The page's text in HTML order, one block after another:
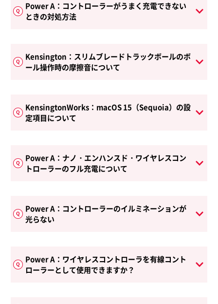
Power A：コントローラーがうまく充電できない
ときの対処方法
Kensington：スリムブレードトラックボールのボ
ール操作時の摩擦音について
KensingtonWorks：macOS 15（Sequoia）の設
定項目について
Power A：ナノ・エンハンスド・ワイヤレスコン
トローラーのフル充電について
Power A：コントローラーのイルミネーションが
光らない
Power A：ワイヤレスコントローラを有線コント
ローラーとして使用できますか？